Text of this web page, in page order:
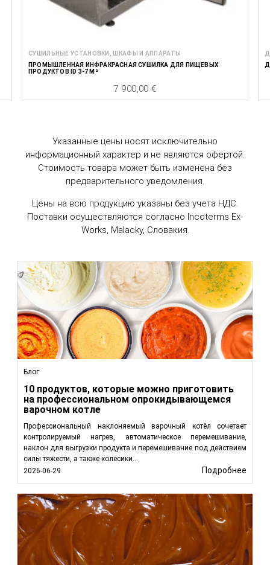
СУШИЛЬНЫЕ УСТАНОВКИ, ШКАФЫ И АППАРАТЫ
ПРОМЫШЛЕННАЯ ИНФРАКРАСНАЯ СУШИЛКА ДЛЯ ПИЩЕВЫХ
ПРОДУКТОВ ID 3-7 M²
Цена
7 900,00 €
Указанные цены носят исключительно
информационный характер и не являются офертой.
Стоимость товара может быть изменена без
предварительного уведомления.
Цены на всю продукцию указаны без учета НДС.
Поставки осуществляются согласно Incoterms Ex-
Works, Malacky, Словакия.
Блог
10 продуктов, которые можно приготовить
на профессиональном опрокидывающемся
варочном котле
Профессиональный наклоняемый варочный котёл сочетает
контролируемый нагрев, автоматическое перемешивание,
наклон для выгрузки продукта и перемешивание под действием
силы тяжести, а также колесики...
2026-06-29
Подробнее